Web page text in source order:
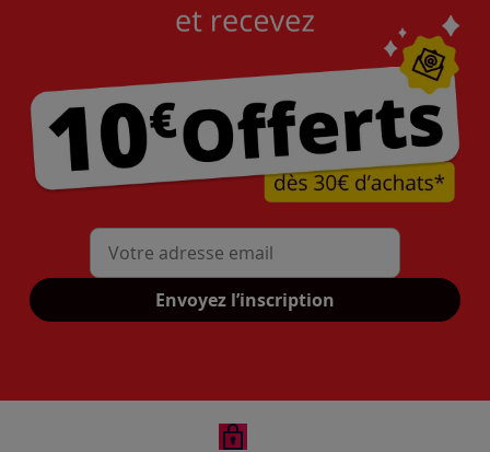
Mon adresse mail
Envoyez l’inscription